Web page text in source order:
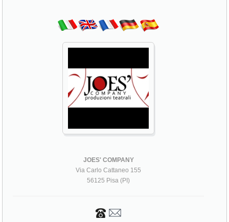
JOES' COMPANY
Via Carlo Cattaneo 155
56125 Pisa (PI)